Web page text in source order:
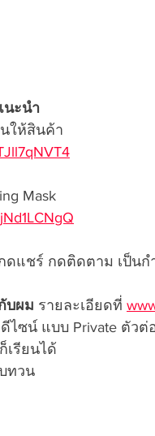
นะนำ
ให้สินค้า
Mask
ดแชร์ กดติดตาม เป็น
บผม รายละเอียดที่
ไซน์ แบบ Private ตัว
เรียนได้
ทวน